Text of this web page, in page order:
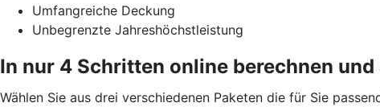
Umfangreiche Deckung
Unbegrenzte Jahreshöchstleistung
In nur 4 Schritten online berechnen
Wählen Sie aus drei verschiedenen Paketen die für Sie